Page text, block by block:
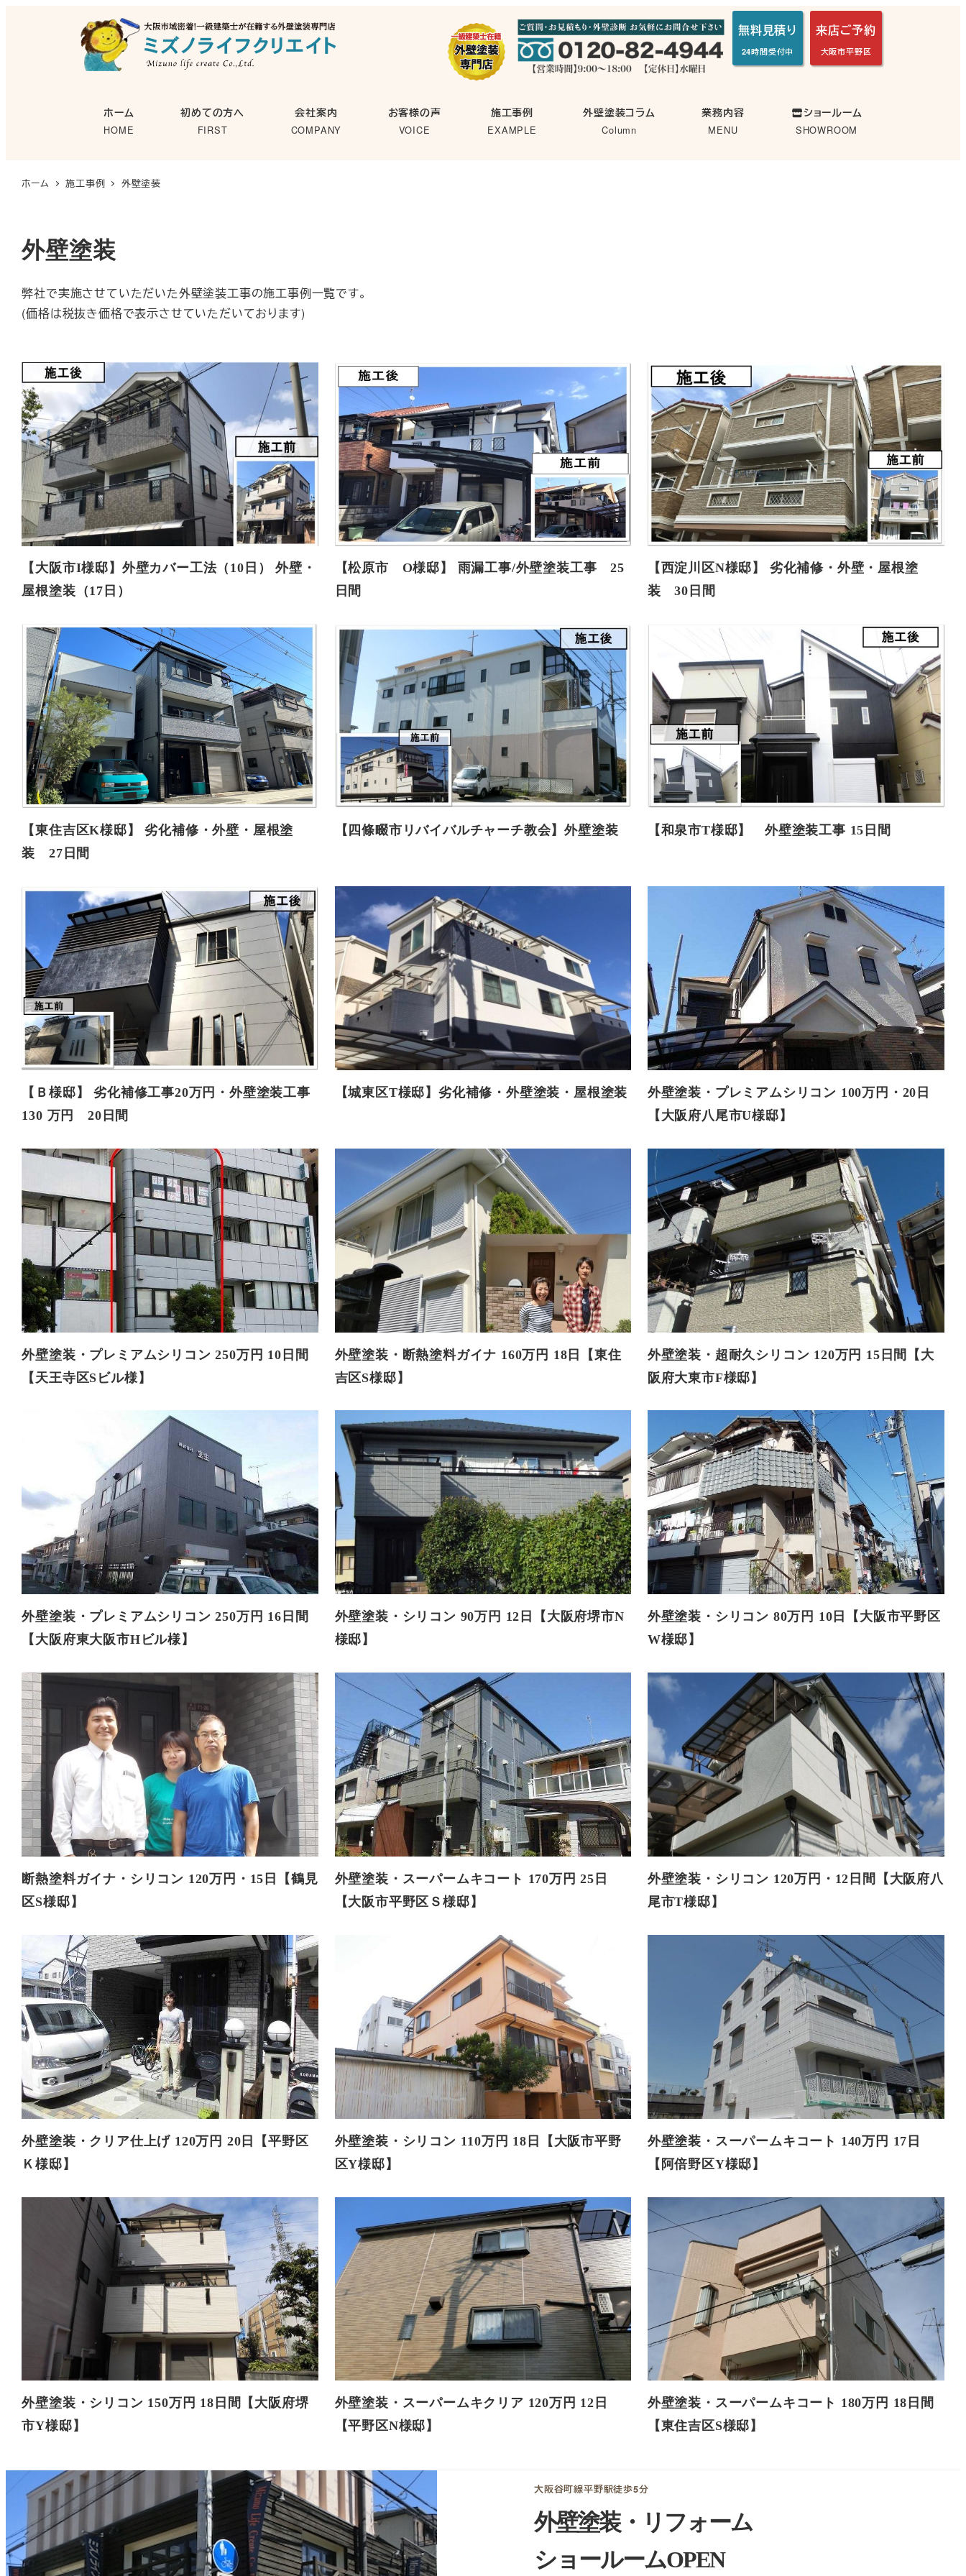
無料見積り
24時間受付中
来店ご予約
大阪市平野区
ホーム
HOME
初めての方へ
FIRST
会社案内
COMPANY
お客様の声
VOICE
施工事例
EXAMPLE
外壁塗装コラム
Column
業務内容
MENU
ショールーム
SHOWROOM
ホーム 施工事例 外壁塗装
外壁塗装
弊社で実施させていただいた外壁塗装工事の施工事例一覧です。
(価格は税抜き価格で表示させていただいております)
【大阪市I様邸】外壁カバー工法（10日） 外壁・
屋根塗装（17日）
【松原市 O様邸】 雨漏工事/外壁塗装工事 25
日間
【西淀川区N様邸】 劣化補修・外壁・屋根塗
装 30日間
【東住吉区K様邸】 劣化補修・外壁・屋根塗
装 27日間
【四條畷市リバイバルチャーチ教会】外壁塗装 【和泉市T様邸】 外壁塗装工事 15日間
【Ｂ様邸】 劣化補修工事20万円・外壁塗装工事
130 万円 20日間
【城東区T様邸】劣化補修・外壁塗装・屋根塗装
外壁塗装・プレミアムシリコン 100万円・20日
【大阪府八尾市U様邸】
外壁塗装・プレミアムシリコン 250万円 10日間
【天王寺区Sビル様】
外壁塗装・断熱塗料ガイナ 160万円 18日【東住
吉区S様邸】
外壁塗装・超耐久シリコン 120万円 15日間【大
阪府大東市F様邸】
外壁塗装・プレミアムシリコン 250万円 16日間
【大阪府東大阪市Hビル様】
外壁塗装・シリコン 90万円 12日【大阪府堺市N
様邸】
外壁塗装・シリコン 80万円 10日【大阪市平野区
W様邸】
断熱塗料ガイナ・シリコン 120万円・15日【鶴見
区S様邸】
外壁塗装・スーパームキコート 170万円 25日
【大阪市平野区Ｓ様邸】
外壁塗装・シリコン 120万円・12日間【大阪府八
尾市T様邸】
外壁塗装・クリア仕上げ 120万円 20日【平野区
Ｋ様邸】
外壁塗装・シリコン 110万円 18日【大阪市平野
区Y様邸】
外壁塗装・スーパームキコート 140万円 17日
【阿倍野区Y様邸】
外壁塗装・シリコン 150万円 18日間【大阪府堺
市Y様邸】
外壁塗装・スーパームキクリア 120万円 12日
【平野区N様邸】
外壁塗装・スーパームキコート 180万円 18日間
【東住吉区S様邸】
大阪谷町線平野駅徒歩5分
外壁塗装・リフォーム
ショールームOPEN